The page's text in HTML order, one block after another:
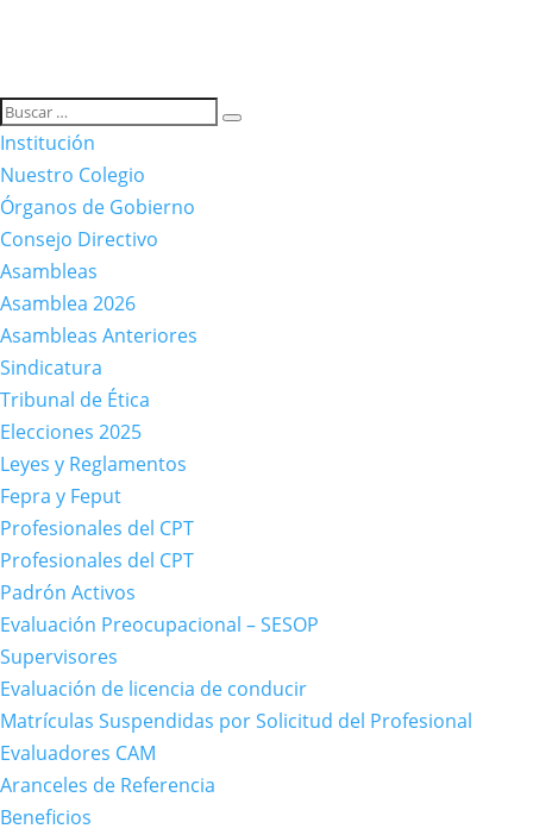
Institución
Nuestro Colegio
Órganos de Gobierno
Consejo Directivo
Asambleas
Asamblea 2026
Asambleas Anteriores
Sindicatura
Tribunal de Ética
Elecciones 2025
Leyes y Reglamentos
Fepra y Feput
Profesionales del CPT
Profesionales del CPT
Padrón Activos
Evaluación Preocupacional – SESOP
Supervisores
Evaluación de licencia de conducir
Matrículas Suspendidas por Solicitud del Profesional
Evaluadores CAM
Aranceles de Referencia
Beneficios